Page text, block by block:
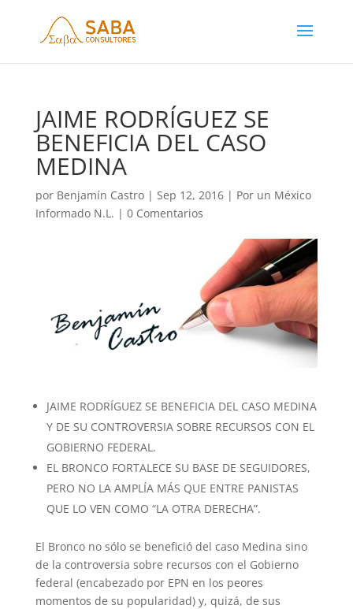
JAIME RODRÍGUEZ SE
BENEFICIA DEL CASO
MEDINA
por Benjamín Castro| Sep 12, 2016| Por un México
Informado N.L. | 0 Comentarios
JAIME RODRÍGUEZ SE BENEFICIA DEL CASO MEDINA
Y DE SU CONTROVERSIA SOBRE RECURSOS CON EL
GOBIERNO FEDERAL.
EL BRONCO FORTALECE SU BASE DE SEGUIDORES,
PERO NO LA AMPLÍA MÁS QUE ENTRE PANISTAS
QUE LO VEN COMO “LA OTRA DERECHA”.
El Bronco no sólo se benefició del caso Medina sino
de la controversia sobre recursos con el Gobierno
federal (encabezado por EPN en los peores
momentos de su popularidad) y, quizá, de sus